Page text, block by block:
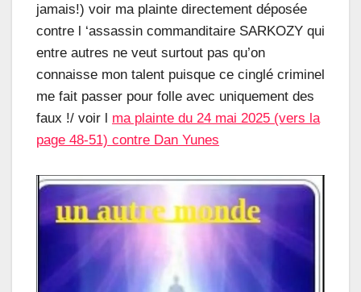
jamais!) voir ma plainte directement déposée
contre l ‘assassin commanditaire SARKOZY qui
entre autres ne veut surtout pas qu’on
connaisse mon talent puisque ce cinglé criminel
me fait passer pour folle avec uniquement des
faux !/ voir l ma plainte du 24 mai 2025 (vers la
page 48-51) contre Dan Yunes